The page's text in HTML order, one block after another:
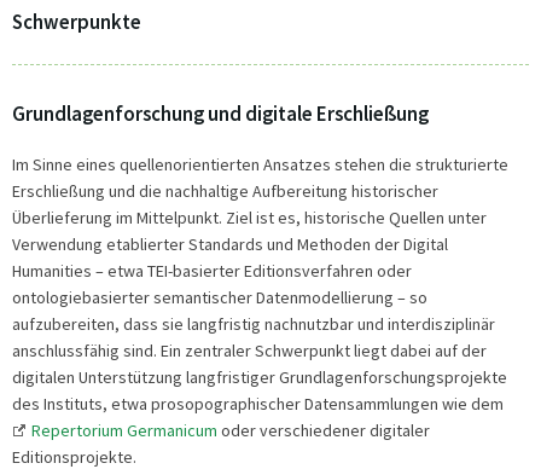
Schwerpunkte
Grundlagenforschung und digitale Erschließung
Im Sinne eines quellenorientierten Ansatzes stehen die strukturierte
Erschließung und die nachhaltige Aufbereitung historischer
Überlieferung im Mittelpunkt. Ziel ist es, historische Quellen unter
Verwendung etablierter Standards und Methoden der Digital
Humanities – etwa TEI-basierter Editionsverfahren oder
ontologiebasierter semantischer Datenmodellierung – so
aufzubereiten, dass sie langfristig nachnutzbar und interdisziplinär
anschlussfähig sind. Ein zentraler Schwerpunkt liegt dabei auf der
digitalen Unterstützung langfristiger Grundlagenforschungsprojekte
des Instituts, etwa prosopographischer Datensammlungen wie dem
Repertorium Germanicum oder verschiedener digitaler
Editionsprojekte.